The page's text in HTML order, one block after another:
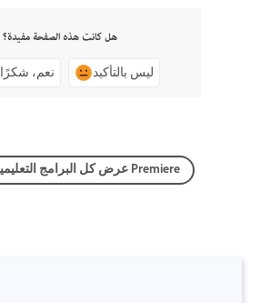
هل كانت هذه الصفحة مفيدة؟
نعم، شكرًا ليس بالتأكيد
عرض كل البرامج التعليمية وعددها Premiere